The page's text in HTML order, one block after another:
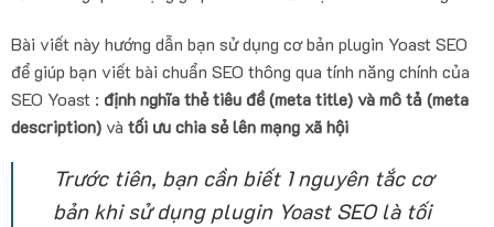
Bài viết này hướng dẫn bạn sử dụng cơ bản plugin Yoast SEO
để giúp bạn viết bài chuẩn SEO thông qua tính năng chính của
SEO Yoast : định nghĩa thẻ tiêu đề (meta title) và mô tả (meta
description) và tối ưu chia sẻ lên mạng xã hội
Trước tiên, bạn cần biết 1 nguyên tắc cơ
bản khi sử dụng plugin Yoast SEO là tối